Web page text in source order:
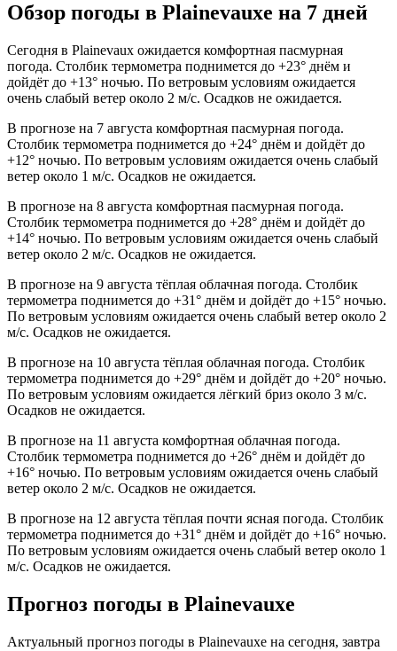
Обзор погоды в Plainevauxе на 7 дней
Сегодня в Plainevaux ожидается комфортная пасмурная
погода. Столбик термометра поднимется до +23° днём и
дойдёт до +13° ночью. По ветровым условиям ожидается
очень слабый ветер около 2 м/с. Осадков не ожидается.
В прогнозе на 7 августа комфортная пасмурная погода.
Столбик термометра поднимется до +24° днём и дойдёт до
+12° ночью. По ветровым условиям ожидается очень слабый
ветер около 1 м/с. Осадков не ожидается.
В прогнозе на 8 августа комфортная пасмурная погода.
Столбик термометра поднимется до +28° днём и дойдёт до
+14° ночью. По ветровым условиям ожидается очень слабый
ветер около 2 м/с. Осадков не ожидается.
В прогнозе на 9 августа тёплая облачная погода. Столбик
термометра поднимется до +31° днём и дойдёт до +15° ночью.
По ветровым условиям ожидается очень слабый ветер около 2
м/с. Осадков не ожидается.
В прогнозе на 10 августа тёплая облачная погода. Столбик
термометра поднимется до +29° днём и дойдёт до +20° ночью.
По ветровым условиям ожидается лёгкий бриз около 3 м/с.
Осадков не ожидается.
В прогнозе на 11 августа комфортная облачная погода.
Столбик термометра поднимется до +26° днём и дойдёт до
+16° ночью. По ветровым условиям ожидается очень слабый
ветер около 2 м/с. Осадков не ожидается.
В прогнозе на 12 августа тёплая почти ясная погода. Столбик
термометра поднимется до +31° днём и дойдёт до +16° ночью.
По ветровым условиям ожидается очень слабый ветер около 1
м/с. Осадков не ожидается.
Прогноз погоды в Plainevauxе
Актуальный прогноз погоды в Plainevauxе на сегодня, завтра